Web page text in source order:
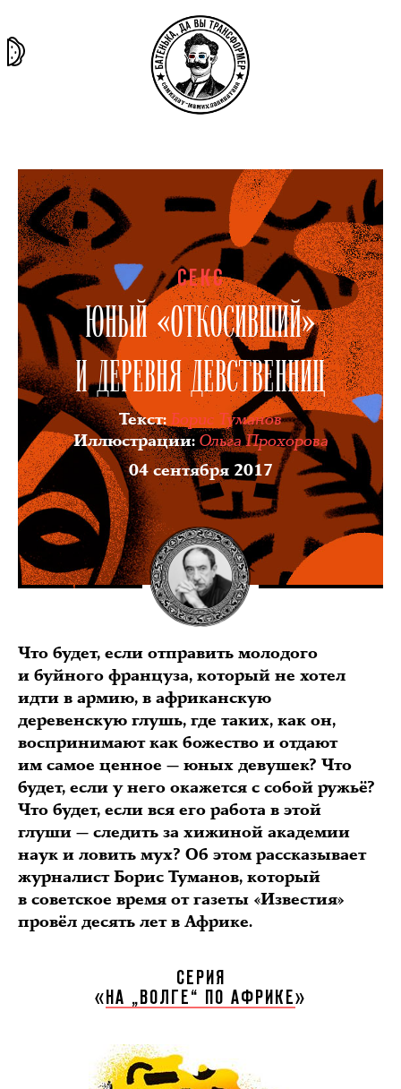
история
материя
СЕКС
ЮНЫЙ «ОТКОСИВШИЙ»
И ДЕРЕВНЯ ДЕВСТВЕННИЦ
Текст:Борис Туманов
Иллюстрации: Ольга Прохорова
04 сентября 2017
Что будет, если отправить молодого
и буйного француза, который не хотел
идти в армию, в африканскую
деревенскую глушь, где таких, как он,
воспринимают как божество и отдают
им самое ценное — юных девушек? Что
будет, если у него окажется с собой ружьё?
Что будет, если вся его работа в этой
глуши — следить за хижиной академии
наук и ловить мух? Об этом рассказывает
журналист Борис Туманов, который
в советское время от газеты «Известия»
провёл десять лет в Африке.
СЕРИЯ
« НА „ВОЛГЕ“ ПО АФРИКЕ»